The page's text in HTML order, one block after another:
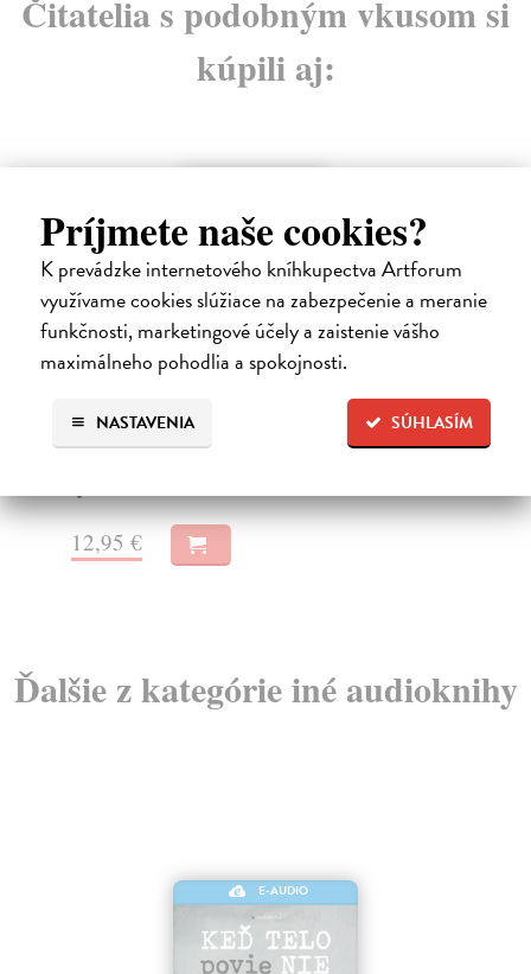
Príjmete naše cookies?
K prevádzke internetového kníhkupectva Artforum
využívame cookies slúžiace na zabezpečenie a meranie
funkčnosti, marketingové účely a zaistenie vášho
maximálneho pohodlia a spokojnosti.
SÚHLASÍM
NASTAVENIA
Čitatelia s podobným vkusom si
kúpili aj:
AHA! Rodičovstvo
Tento prelomový sprievodca pre každého rodiča mení
zaužívané postupy vo výchove detí a transformuje ...
15,45 €
Ďalšie z kategórie iné audioknihy
E-AUDIO